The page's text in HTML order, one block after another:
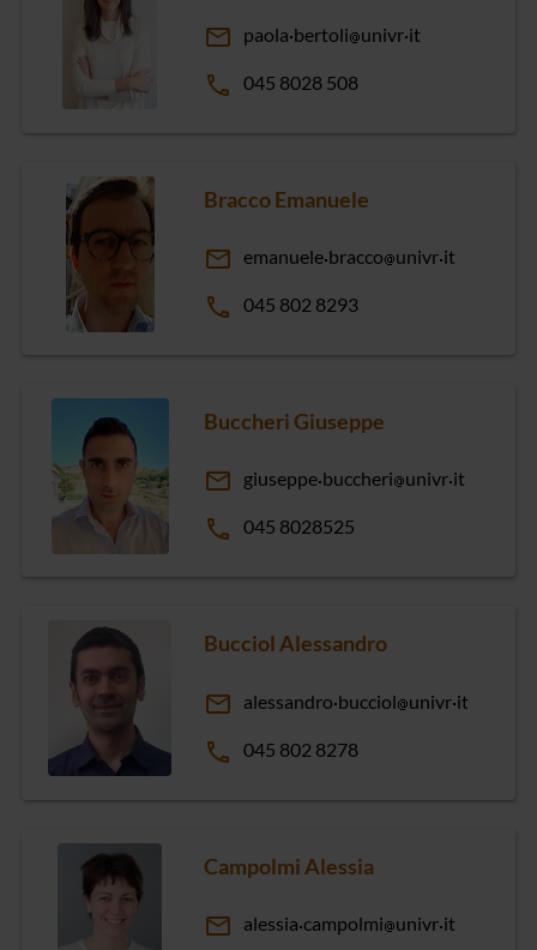
email paola bertoli univr it
phone 045 8028 508
Bracco Emanuele
email emanuele bracco univr it
phone 045 802 8293
Buccheri Giuseppe
email giuseppe buccheri univr it
phone 045 8028525
Bucciol Alessandro
email alessandro bucciol univr it
phone 045 802 8278
Campolmi Alessia
email alessia campolmi univr it